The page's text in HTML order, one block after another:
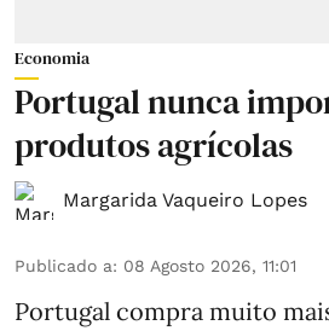
Economia
Portugal nunca
produtos agrícolas
Margarida Vaqueiro Lopes
Publicado a: 08 Agosto 2026, 11:01
Portugal compra muito